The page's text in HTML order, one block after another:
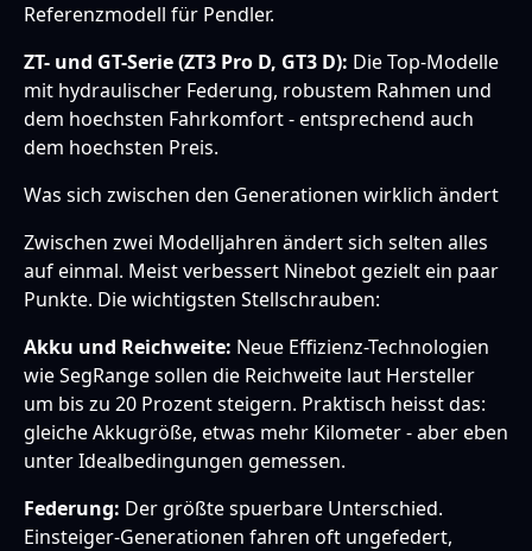
Referenzmodell für Pendler.
ZT- und GT-Serie (ZT3 Pro D, GT3 D): Die Top-Modelle
mit hydraulischer Federung, robustem Rahmen und
dem hoechsten Fahrkomfort - entsprechend auch
dem hoechsten Preis.
Was sich zwischen den Generationen wirklich ändert
Zwischen zwei Modelljahren ändert sich selten alles
auf einmal. Meist verbessert Ninebot gezielt ein paar
Punkte. Die wichtigsten Stellschrauben:
Akku und Reichweite: Neue Effizienz-Technologien
wie SegRange sollen die Reichweite laut Hersteller
um bis zu 20 Prozent steigern. Praktisch heisst das:
gleiche Akkugröße, etwas mehr Kilometer - aber eben
unter Idealbedingungen gemessen.
Federung: Der größte spuerbare Unterschied.
Einsteiger-Generationen fahren oft ungefedert,